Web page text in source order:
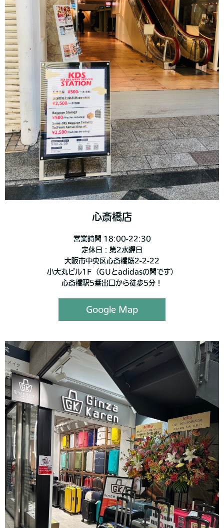
心斎橋店
営業時間 18:00-22:30
定休日：第2水曜日
大阪市中央区心斎橋筋2-2-22
小大丸ビル1F（GUとadidasの間です）
心斎橋駅5番出口から徒歩5分！
Google Map